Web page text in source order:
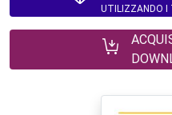
UTILIZZANDO I